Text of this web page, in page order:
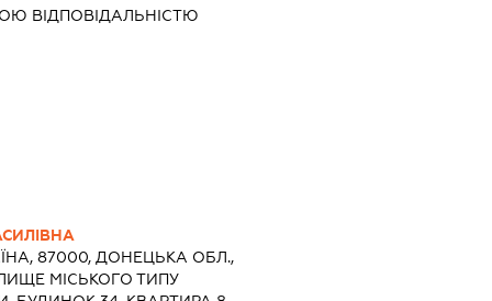
ВІДПОВІДАЛЬНІСТЮ
87000, ДОНЕЦЬКА ОБЛ.,
МІСЬКОГО ТИПУ